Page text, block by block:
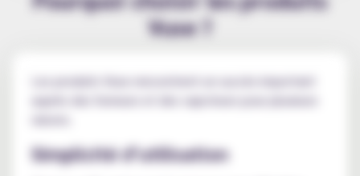
Vuse ?
Les produits Vuse rencontrent un succès important
auprès des fumeurs et des vapoteurs pour plusieurs
Simplicité d’utilisation